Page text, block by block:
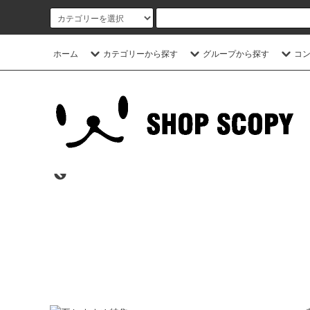
ホーム カテゴリーから探す グループから探す コ